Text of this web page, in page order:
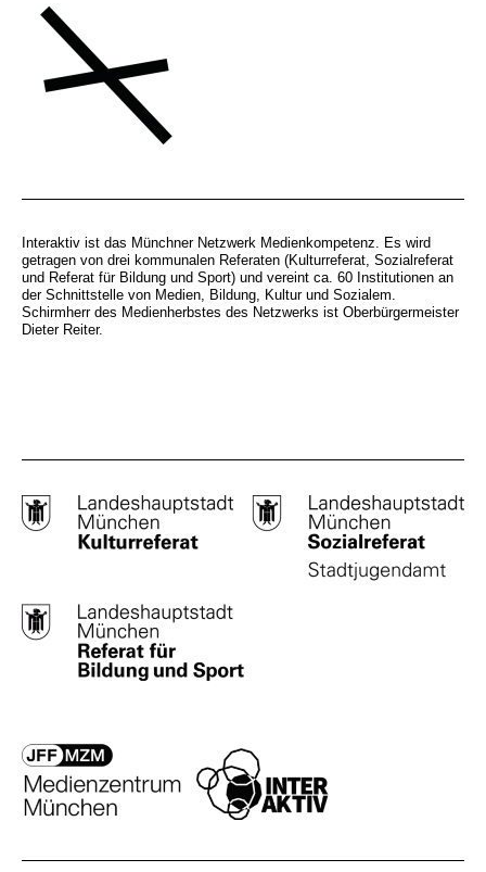
Interaktiv ist das Münchner Netzwerk Medienkompetenz. Es wird
getragen von drei kommunalen Referaten (Kulturreferat, Sozialreferat
und Referat für Bildung und Sport) und vereint ca. 60 Institutionen an
der Schnittstelle von Medien, Bildung, Kultur und Sozialem.
Schirmherr des Medienherbstes des Netzwerks ist Oberbürgermeister
Dieter Reiter.